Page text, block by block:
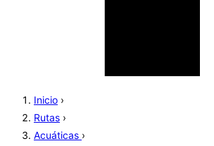
Inicio ›
Rutas ›
Acuáticas ›